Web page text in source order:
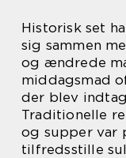
Historisk set
sig sammen
og ændrede
middagsmad
der blev
Traditionelle
og supper var
tilfredsstille